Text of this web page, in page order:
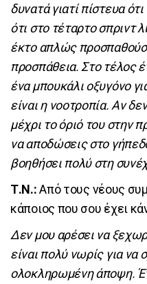
δυνατά γιατί πίστευα
ότι στο τέταρτο σπριντ
έκτο απλώς
προσπάθεια. Στο τέλος
ένα μπουκάλι οξυγόνο
είναι η νοοτροπία. Αν
μέχρι το όριό του στην
να αποδώσεις στο
βοηθήσει πολύ στη
Τ.Ν.:Από τους νέους
κάποιος που σου έχει
Δεν μου αρέσει να
είναι πολύ νωρίς για να
ολοκληρωμένη άποψη.